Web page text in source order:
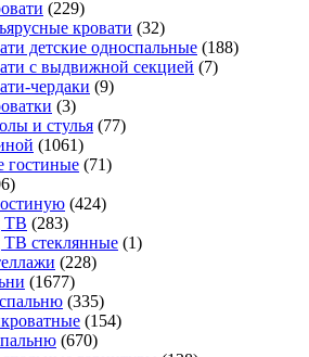
(229)
кровати (32)
детские односпальные (188)
с выдвижной секцией (7)
чердаки (9)
(3)
и стулья (77)
(1061)
гостиные (71)
(424)
ТВ (283)
стеклянные (1)
(228)
(1677)
(335)
(154)
(670)